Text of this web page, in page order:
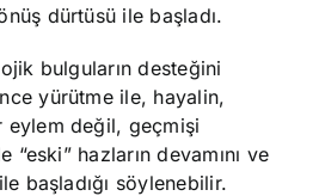
dürtüsü ile başladı.
bulguların desteğini
yürütme ile, hayalin,
değil, geçmişi
“eski” hazların devamını ve
başladığı söylenebilir.